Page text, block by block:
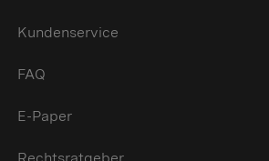
Kundenservice
FAQ
E-Paper